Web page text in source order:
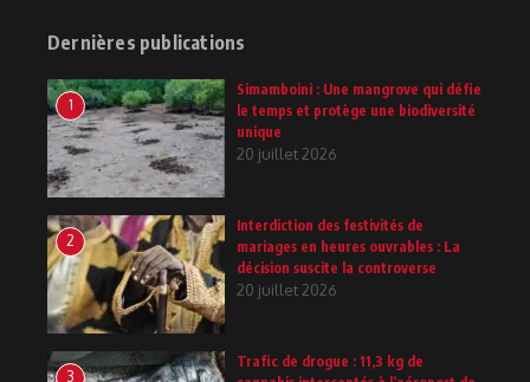
Dernières publications
1
Simamboini : Une mangrove qui défie
le temps et protège une biodiversité
unique
20 juillet 2026
2
Interdiction des festivités de
mariages en heures ouvrables : La
décision suscite la controverse
20 juillet 2026
3
Trafic de drogue : 11,3 kg de